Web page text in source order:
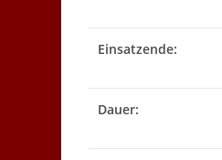
Einsatzende:
Dauer: